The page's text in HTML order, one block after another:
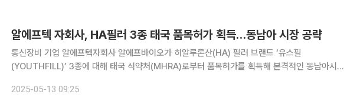
알에프텍 자회사, HA필러 3종 태국 품목허가 획득…동남아 시장 공략
통신장비 기업 알에프텍자회사 알에프바이오가 히알루론산(HA) 필러 브랜드 ‘유스필
(YOUTHFILL)’ 3종에 대해 태국 식약처(MHRA)로부터 품목허가를 획득해 본격적인 동남아시아
근 ‘유스필 딥(Deep)’과 ‘유스필 파인(Fine)’ 제품까지
2025-05-13 09:25